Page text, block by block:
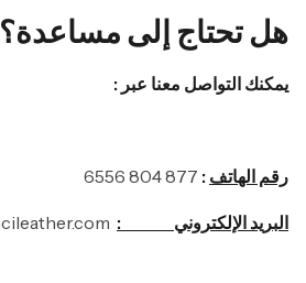
هل تحتاج إلى مساعدة؟
يمكنك التواصل معنا عبر :
رقم الهاتف :
البريد الإلكتروني :